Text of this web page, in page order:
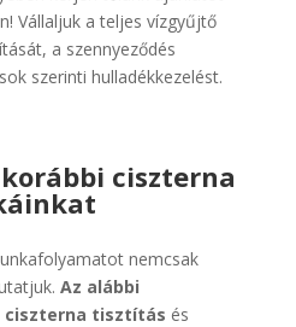
Vállaljuk a teljes vízgyűjtő
a szennyeződés
szerinti hulladékkezelést.
ciszterna
nemcsak
Az alábbi
ciszterna tisztítás és